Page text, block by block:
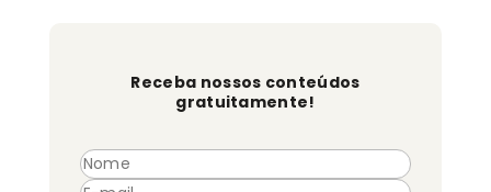
Receba nossos conteúdos
gratuitamente!